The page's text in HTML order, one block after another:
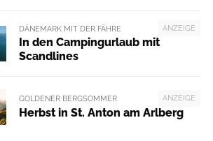
ANZEIGE
DÄNEMARK MIT DER FÄHRE
In den Campingurlaub mit
Scandlines
ANZEIGE
GOLDENER BERGSOMMER
Herbst in St. Anton am Arlberg